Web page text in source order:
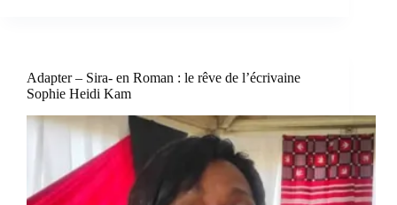
Adapter – Sira- en Roman : le rêve de l’écrivaine
Sophie Heidi Kam